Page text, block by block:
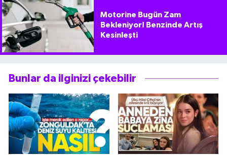
Motorine Bugün Zam
Bekleniyor! Benzinde Artış
Kesinleşti
Bunlar da ilginizi çekebilir